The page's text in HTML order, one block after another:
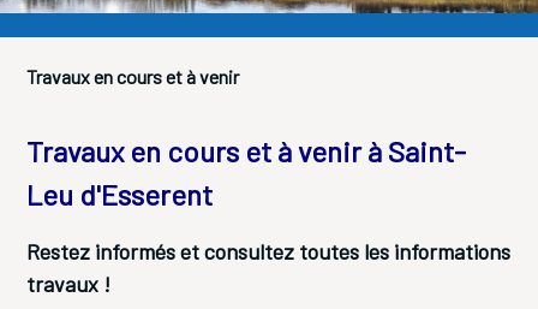
Travaux en cours et à venir
Travaux en cours et à venir à Saint-
Leu d'Esserent
Restez informés et consultez toutes les informations
travaux !